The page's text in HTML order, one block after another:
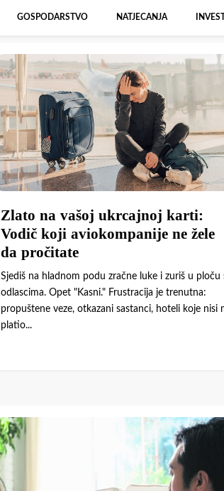
GOSPODARSTVO NATJECANJA
Zlato na vašoj ukrcajnoj karti:
Vodič koji aviokompanije ne žele
da pročitate
Sjediš na hladnom podu zračne luke i zuriš u ploču
odlascima. Opet "Kasni." Frustracija je trenutna:
propuštene veze, otkazani sastanci, hoteli koje nisi
platio...